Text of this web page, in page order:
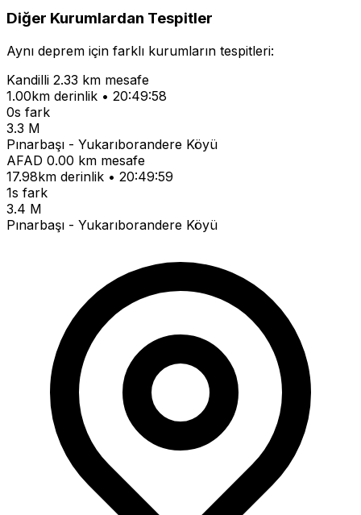
Diğer Kurumlardan Tespitler
Aynı deprem için farklı kurumların tespitleri:
Kandilli 2.33 km mesafe
1.00km derinlik • 20:49:58
0s fark
3.3 M
Pınarbaşı - Yukarıborandere Köyü
AFAD 0.00 km mesafe
17.98km derinlik • 20:49:59
1s fark
3.4 M
Pınarbaşı - Yukarıborandere Köyü